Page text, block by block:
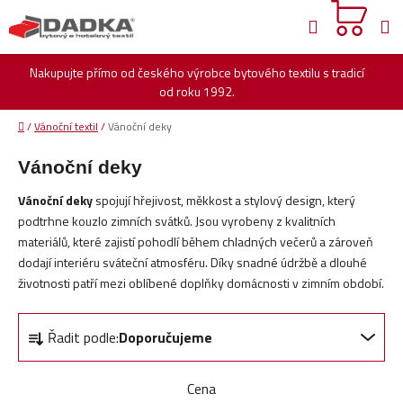
na
obsah
Nakupujte přímo od českého výrobce bytového textilu s tradicí
od roku 1992.
Hledat
Domů
/Vánoční textil /Vánoční deky
Vánoční deky
Vánoční dekyspojují hřejivost, měkkost a stylový design, který
podtrhne kouzlo zimních svátků. Jsou vyrobeny z kvalitních
materiálů, které zajistí pohodlí během chladných večerů a zároveň
dodají interiéru sváteční atmosféru. Díky snadné údržbě a dlouhé
životnosti patří mezi oblíbené doplňky domácnosti v zimním období.
z
Řadit podle:Doporučujeme
Cena